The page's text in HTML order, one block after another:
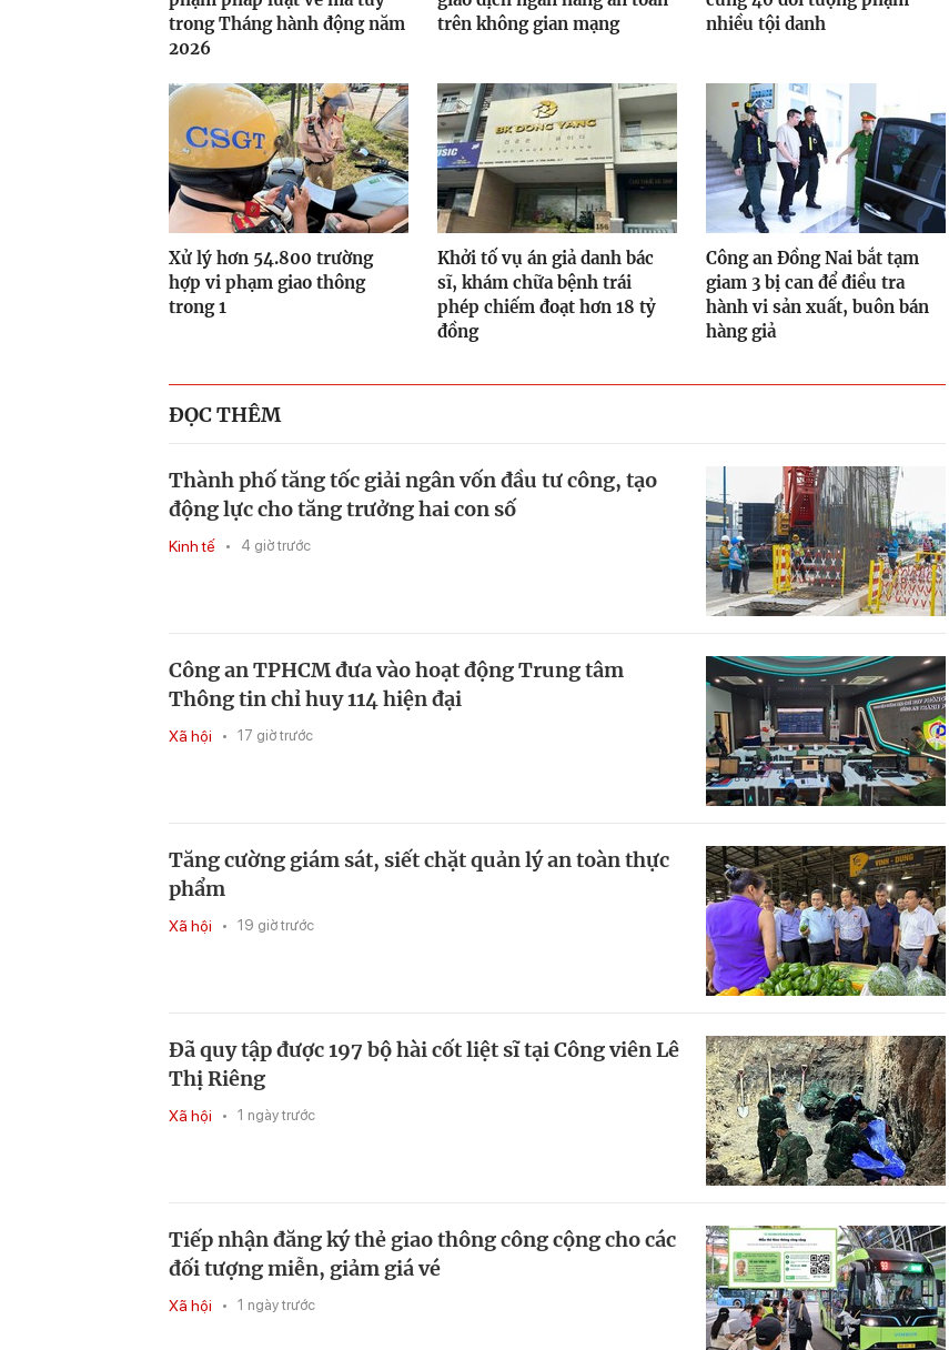
trong Tháng hành động năm
2026
trên không gian mạng
nhiều tội danh
Xử lý hơn 54.800 trường
hợp vi phạm giao thông
trong 1
Khởi tố vụ án giả danh bác
sĩ, khám chữa bệnh trái
phép chiếm đoạt hơn 18 tỷ
đồng
Công an Đồng Nai bắt tạm
giam 3 bị can để điều tra
hành vi sản xuất, buôn bán
hàng giả
ĐỌC THÊM
Thành phố tăng tốc giải ngân vốn đầu tư công, tạo
động lực cho tăng trưởng hai con số
Kinh tế 4 giờ trước
Công an TPHCM đưa vào hoạt động Trung tâm
Thông tin chỉ huy 114 hiện đại
Xã hội 17 giờ trước
Tăng cường giám sát, siết chặt quản lý an toàn thực
phẩm
Xã hội 19 giờ trước
Đã quy tập được 197 bộ hài cốt liệt sĩ tại Công viên Lê
Thị Riêng
Xã hội 1 ngày trước
Tiếp nhận đăng ký thẻ giao thông công cộng cho các
đối tượng miễn, giảm giá vé
Xã hội 1 ngày trước